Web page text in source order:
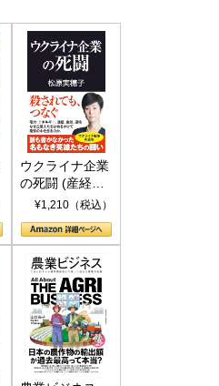
ホルムズ海峡危機で加速したエ
ネルギー転換が「中国依存」に
行き着くリスク
小山堅
2026年5月14日
ウクライナ企業
の死闘 (産経セ
レクト S 039)
¥1,210（税込）